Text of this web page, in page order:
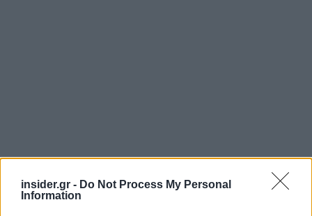
insider.gr - Do Not Process My Personal
Information